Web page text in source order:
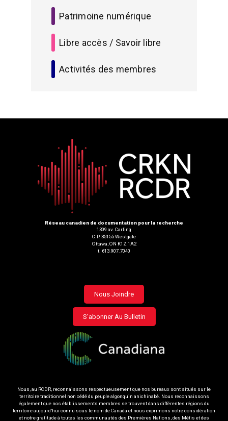
Patrimoine numérique
Libre accès / Savoir libre
Activités des membres
Réseau canadien de documentation pour la recherche
1309 av. Carling
C.P. 35155 Westgate
Ottawa, ON K1Z 1A2
t. 613.907.7040
Footer
menu
Nous Joindre
S'abonner Au Bulletin
Nous, au RCDR, reconnaissons respectueusement que nos bureaux sont situés sur le
territoire traditionnel non cédé du peuple algonquin anichinabé. Nous reconnaissons
également que nos établissements membres se trouvent dans différentes régions du
territoire aujourd’hui connu sous le nom de Canada et nous exprimons notre considération
et notre gratitude à toutes les communautés des Premières Nations, des Métis et des